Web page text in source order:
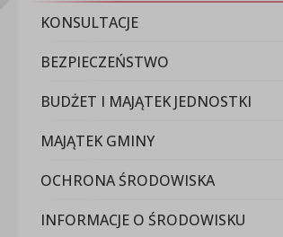
KONSULTACJE
BEZPIECZEŃSTWO
BUDŻET I MAJĄTEK JEDNOSTKI
MAJĄTEK GMINY
OCHRONA ŚRODOWISKA
INFORMACJE O ŚRODOWISKU